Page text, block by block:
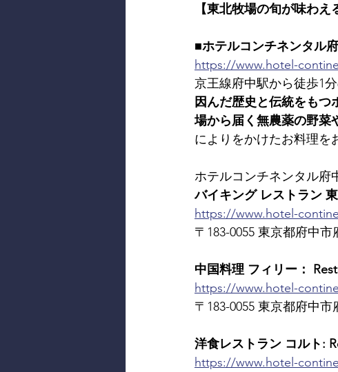
【東北牧場の旬が味わえ
■ホテルコンチネンタル
https://www.hotel-
京王線府中駅から徒歩1
因んだ歴史と伝統をもつ
場から届く無農薬の野菜
によりをかけたお料理を
ホテルコンチネンタル府
バイキング レストラン
https://www.hotel-
〒183-0055 東京都府中市
中国料理 フィリー：
https://www.hotel-
〒183-0055 東京都府中市
洋食レストラン コルト:
https://www.hotel-